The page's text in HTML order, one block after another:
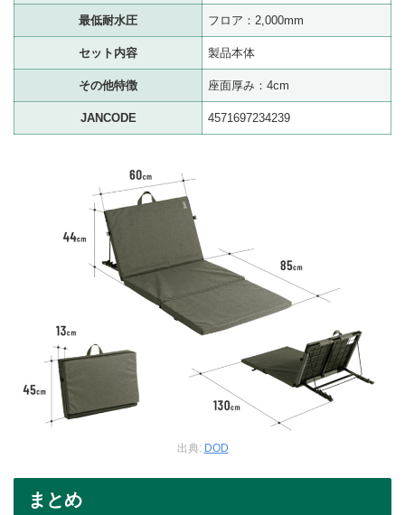
最低耐水圧 フロア：2,000mm
セット内容 製品本体
その他特徴 座面厚み：4cm
JANCODE 4571697234239
出典: DOD
まとめ